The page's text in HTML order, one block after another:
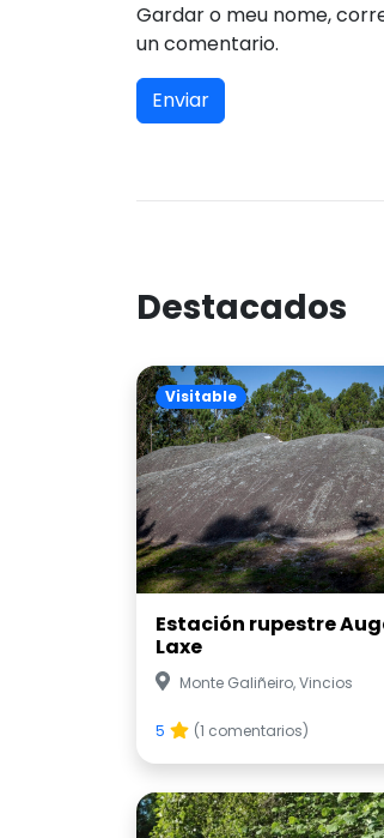
Gardar o meu nome,
un comentario.
Destacados
Visitable
Estación rupestre
Laxe
Monte Galiñeiro, Vincios
5 (1 comentarios)